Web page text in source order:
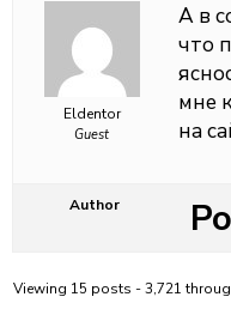
Eldentor
Guest
А в
что
мне
на
Author
Viewing 15 posts - 3,721